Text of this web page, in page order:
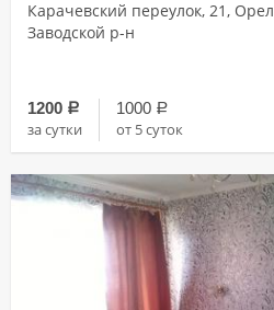
Карачевский переулок, 21, Орел
Заводской р-н
1200 a
за сутки
1000 a
от 5 суток